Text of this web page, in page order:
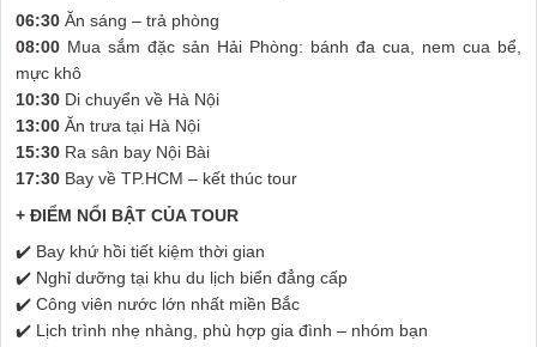
06:30 Ăn sáng – trả phòng
08:00 Mua sắm đặc sản Hải Phòng: bánh đa cua, nem cua bể,
mực khô
10:30 Di chuyển về Hà Nội
13:00 Ăn trưa tại Hà Nội
15:30 Ra sân bay Nội Bài
17:30 Bay về TP.HCM – kết thúc tour
+ ĐIỂM NỔI BẬT CỦA TOUR
✔️ Bay khứ hồi tiết kiệm thời gian
✔️ Nghỉ dưỡng tại khu du lịch biển đẳng cấp
✔️ Công viên nước lớn nhất miền Bắc
✔️ Lịch trình nhẹ nhàng, phù hợp gia đình – nhóm bạn